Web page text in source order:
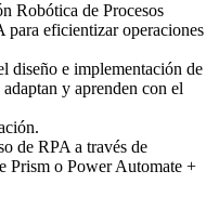
Robótica de Procesos
eficientizar operaciones
diseño e implementación de
y aprenden con el
de RPA a través de
Prism o Power Automate +